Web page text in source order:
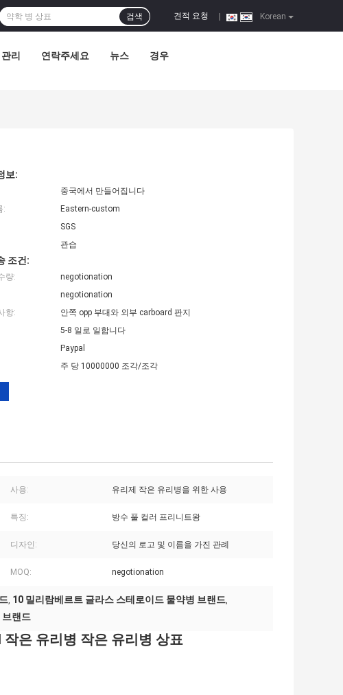
Korean
견적 요청
검색
리 연락주세요 뉴스 경우
보:
중국에서 만들어집니다
:
Eastern-custom
SGS
관습
조건:
량:
negotionation
negotionation
항:
안쪽 opp 부대와 외부 carboard 판지
5-8 일로 일합니다
Paypal
주 당 10000000 조각/조각
사용: 유리제 작은 유리병을 위한 사용
특징: 방수 풀 컬러 프리니트왕
디자인: 당신의 로고 및 이름을 가진 관례
MOQ: negotionation
, 10 밀리람베르트 글라스 스테로이드 물약병 브랜드,
브랜드
은 유리병 작은 유리병 상표